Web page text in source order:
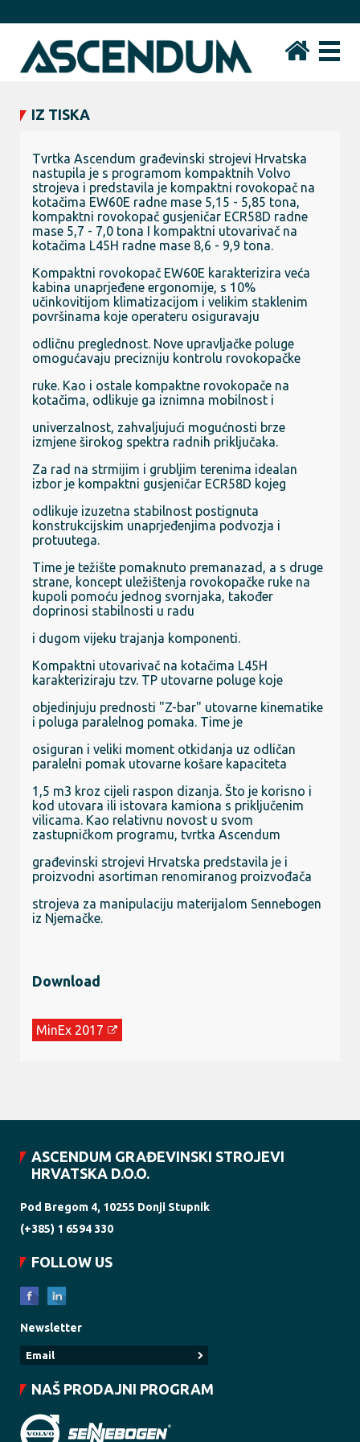
IZ TISKA
Tvrtka Ascendum građevinski strojevi Hrvatska
nastupila je s programom kompaktnih Volvo
strojeva i predstavila je kompaktni rovokopač na
kotačima EW60E radne mase 5,15 - 5,85 tona,
kompaktni rovokopač gusjeničar ECR58D radne
mase 5,7 - 7,0 tona I kompaktni utovarivač na
kotačima L45H radne mase 8,6 - 9,9 tona.
Kompaktni rovokopač EW60E karakterizira veća
kabina unaprjeđene ergonomije, s 10%
učinkovitijom klimatizacijom i velikim staklenim
površinama koje operateru osiguravaju
odličnu preglednost. Nove upravljačke poluge
omogućavaju precizniju kontrolu rovokopačke
ruke. Kao i ostale kompaktne rovokopače na
kotačima, odlikuje ga iznimna mobilnost i
univerzalnost, zahvaljujući mogućnosti brze
izmjene širokog spektra radnih priključaka.
Za rad na strmijim i grubljim terenima idealan
izbor je kompaktni gusjeničar ECR58D kojeg
odlikuje izuzetna stabilnost postignuta
konstrukcijskim unaprjeđenjima podvozja i
protuutega.
Time je težište pomaknuto premanazad, a s druge
strane, koncept uležištenja rovokopačke ruke na
kupoli pomoću jednog svornjaka, također
doprinosi stabilnosti u radu
i dugom vijeku trajanja komponenti.
Kompaktni utovarivač na kotačima L45H
karakteriziraju tzv. TP utovarne poluge koje
objedinjuju prednosti "Z-bar" utovarne kinematike
i poluga paralelnog pomaka. Time je
osiguran i veliki moment otkidanja uz odličan
paralelni pomak utovarne košare kapaciteta
1,5 m3 kroz cijeli raspon dizanja. Što je korisno i
kod utovara ili istovara kamiona s priključenim
vilicama. Kao relativnu novost u svom
zastupničkom programu, tvrtka Ascendum
građevinski strojevi Hrvatska predstavila je i
proizvodni asortiman renomiranog proizvođača
strojeva za manipulaciju materijalom Sennebogen
iz Njemačke.
Download
MinEx 2017
ASCENDUM GRAĐEVINSKI STROJEVI
HRVATSKA D.O.O.
Pod Bregom 4, 10255 Donji Stupnik
(+385) 1 6594 330
FOLLOW US
Newsletter
NAŠ PRODAJNI PROGRAM